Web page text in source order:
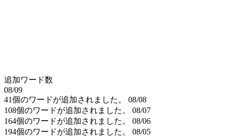
追加ワード数
08/09
41個のワードが追加されました。
08/08
108個のワードが追加されました。
08/07
164個のワードが追加されました。
08/06
194個のワードが追加されました。
08/05